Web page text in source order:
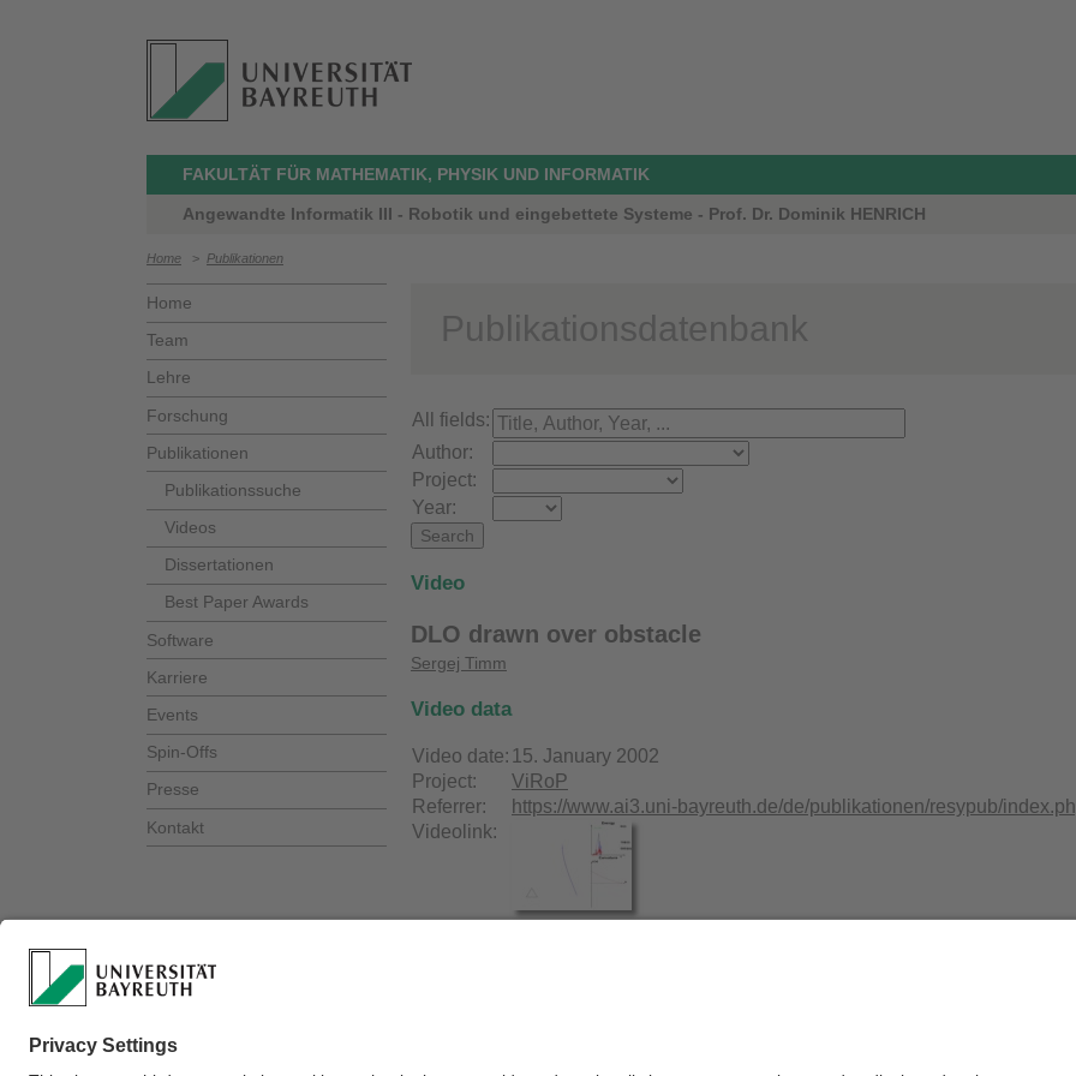
FAKULTÄT FÜR MATHEMATIK, PHYSIK UND INFORMATIK
Angewandte Informatik III - Robotik und eingebettete Systeme - Prof. Dr. Dominik HENRICH
Home > Publikationen
Home
Team
Lehre
Forschung
Publikationen
Publikationssuche
Videos
Dissertationen
Best Paper Awards
Software
Karriere
Events
Spin-Offs
Presse
Kontakt
Publikationsdatenbank
All fields:
Author:
Project:
Year:
Video
DLO drawn over obstacle
Sergej Timm
Video data
Video date: 15. January 2002
Project:
ViRoP
Referrer:
https://www.ai3.uni-bayreuth.de/de/publikationen/resypub/
Videolink: